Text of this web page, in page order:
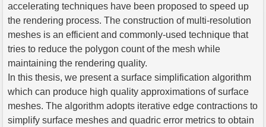
accelerating techniques have been proposed to speed up
the rendering process. The construction of multi-resolution
meshes is an efficient and commonly-used technique that
tries to reduce the polygon count of the mesh while
maintaining the rendering quality.
In this thesis, we present a surface simplification algorithm
which can produce high quality approximations of surface
meshes. The algorithm adopts iterative edge contractions to
simplify surface meshes and quadric error metrics to obtain